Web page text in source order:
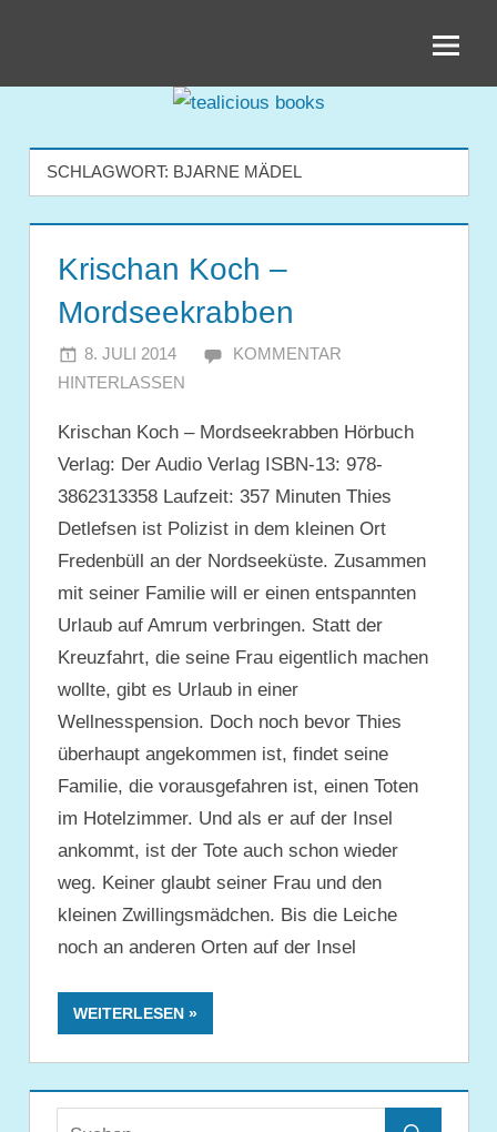
books
SCHLAGWORT: BJARNE MÄDEL
Krischan Koch –
Mordseekrabben
8. JULI 2014 JULIA
KOMMENTAR
HINTERLASSEN
Krischan Koch – Mordseekrabben Hörbuch
Verlag: Der Audio Verlag ISBN-13: 978-
3862313358 Laufzeit: 357 Minuten Thies
Detlefsen ist Polizist in dem kleinen Ort
Fredenbüll an der Nordseeküste. Zusammen
mit seiner Familie will er einen entspannten
Urlaub auf Amrum verbringen. Statt der
Kreuzfahrt, die seine Frau eigentlich machen
wollte, gibt es Urlaub in einer
Wellnesspension. Doch noch bevor Thies
überhaupt angekommen ist, findet seine
Familie, die vorausgefahren ist, einen Toten
im Hotelzimmer. Und als er auf der Insel
ankommt, ist der Tote auch schon wieder
weg. Keiner glaubt seiner Frau und den
kleinen Zwillingsmädchen. Bis die Leiche
noch an anderen Orten auf der Insel
WEITERLESEN